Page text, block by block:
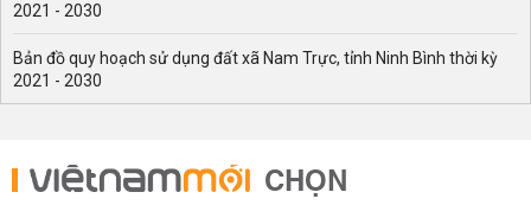
2021 - 2030
Bản đồ quy hoạch sử dụng đất xã Nam Trực, tỉnh Ninh Bình thời kỳ
2021 - 2030
CHỌN